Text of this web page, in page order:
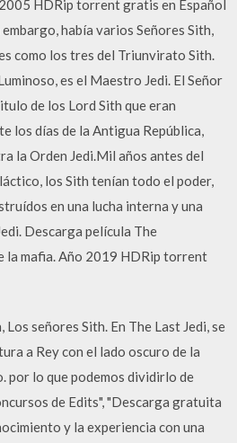
HDRip torrent gratis en Español
había varios Señores Sith,
como los tres del Triunvirato Sith.
es el Maestro Jedi. El Señor
de los Lord Sith que eran
los días de la Antigua República,
la Orden Jedi.Mil años antes del
los Sith tenían todo el poder,
en una lucha interna y una
Descarga película The
la mafia. Año 2019 HDRip torrent
Los señores Sith. En The Last Jedi, se
a Rey con el lado oscuro de la
por lo que podemos dividirlo de
de Edits", "Descarga gratuita
y la experiencia con una